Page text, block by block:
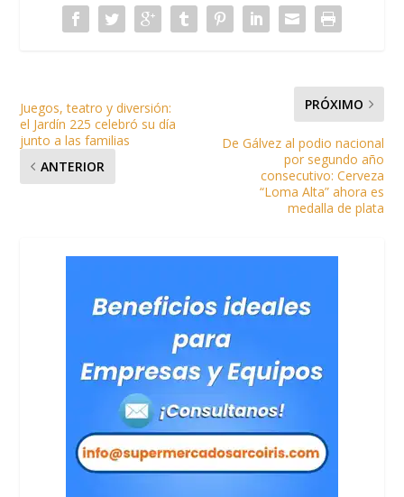
Juegos, teatro y diversión:
el Jardín 225 celebró su día
junto a las familias
ANTERIOR
PRÓXIMO
De Gálvez al podio nacional
por segundo año
consecutivo: Cerveza
“Loma Alta” ahora es
medalla de plata